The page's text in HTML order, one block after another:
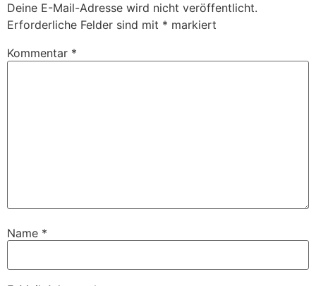
Deine E-Mail-Adresse wird nicht veröffentlicht.
Erforderliche Felder sind mit * markiert
Kommentar *
Name *